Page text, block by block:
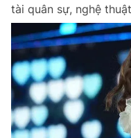
tài quân sự, nghệ